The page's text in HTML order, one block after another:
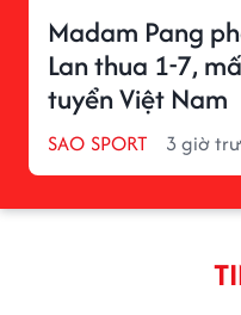
Madam Pang
Lan thua 1-7,
tuyển Việt Nam
SAO SPORT 3 giờ